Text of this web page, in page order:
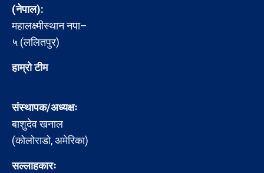
(नेपाल):
महालक्ष्मीस्थान नपा–
५ (ललितपुर)
हाम्रो टीम
संस्थापक/अध्यक्षः
बाशुदेव खनाल
(कोलोराडो, अमेरिका)
सल्लाहकारः